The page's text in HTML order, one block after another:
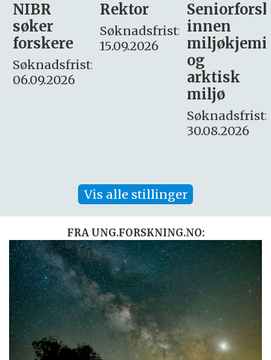
Rektor
Søknadsfrist:
15.09.2026
Seniorforsker
innen
miljøkjemi
søker
– fast
Søknadsfrist:
16. august.
Vis alle stillinger
FRA UNG.FORSKNING.NO: